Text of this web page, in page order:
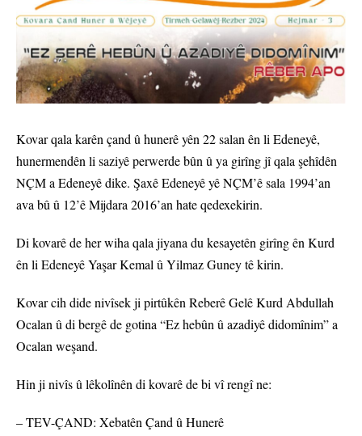
Kovar qala karên çand û hunerê yên 22 salan ên li Edeneyê,
hunermendên li saziyê perwerde bûn û ya girîng jî qala şehîdên
NÇM a Edeneyê dike. Şaxê Edeneyê yê NÇM’ê sala 1994’an
ava bû û 12’ê Mijdara 2016’an hate qedexekirin.
Di kovarê de her wiha qala jiyana du kesayetên girîng ên Kurd
ên li Edeneyê Yaşar Kemal û Yilmaz Guney tê kirin.
Kovar cih dide nivîsek ji pirtûkên Reberê Gelê Kurd Abdullah
Ocalan û di bergê de gotina “Ez hebûn û azadiyê didomînim” a
Ocalan weşand.
Hin ji nivîs û lêkolînên di kovarê de bi vî rengî ne:
– TEV-ÇAND: Xebatên Çand û Hunerê